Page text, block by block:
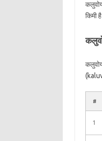
किमी
#
1